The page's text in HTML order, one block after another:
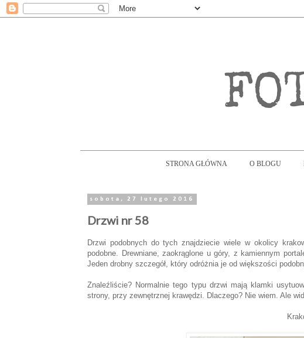
STRONA GŁÓWNA O BLOGU
sobota, 27 lutego 2016
Drzwi nr 58
Drzwi podobnych do tych znajdziecie wiele w okolicy
podobne. Drewniane, zaokrąglone u góry, z kamiennym
Jeden drobny szczegół, który odróżnia je od większości
Znaleźliście? Normalnie tego typu drzwi mają klamki
strony, przy zewnętrznej krawędzi. Dlaczego? Nie wiem. Ale